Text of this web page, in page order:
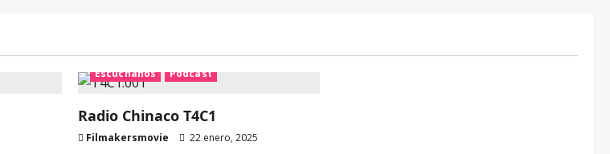
Escúchanos Podcast
Radio Chinaco T4C1
Filmakersmovie 22 enero, 2025